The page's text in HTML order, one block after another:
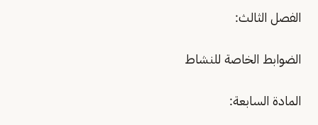
الفصل الثالث:
الضوابط الخاصة للنشاط
المادة السابعة: